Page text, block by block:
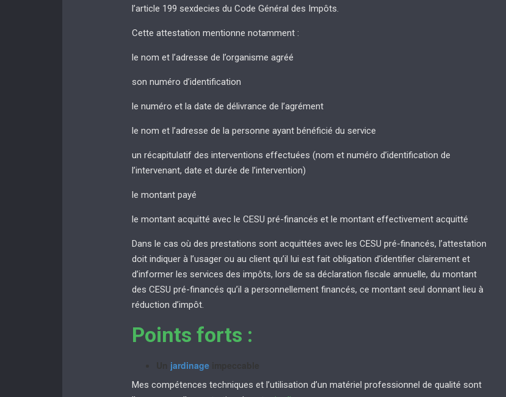
l’article 199 sexdecies du Code Général des Impôts.
Cette attestation mentionne notamment :
le nom et l’adresse de l’organisme agréé
son numéro d’identification
le numéro et la date de délivrance de l’agrément
le nom et l’adresse de la personne ayant bénéficié du service
un récapitulatif des interventions effectuées (nom et numéro d’identification de
l’intervenant, date et durée de l’intervention)
le montant payé
le montant acquitté avec le CESU pré-financés et le montant effectivement acquitté
Dans le cas où des prestations sont acquittées avec les CESU pré-financés, l’attestation
doit indiquer à l’usager ou au client qu’il lui est fait obligation d’identifier clairement et
d’informer les services des impôts, lors de sa déclaration fiscale annuelle, du montant
des CESU pré-financés qu’il a personnellement financés, ce montant seul donnant lieu à
réduction d’impôt.
Points forts :
jardinageimpeccable
Mes compétences techniques et l’utilisation d’un matériel professionnel de qualité sont